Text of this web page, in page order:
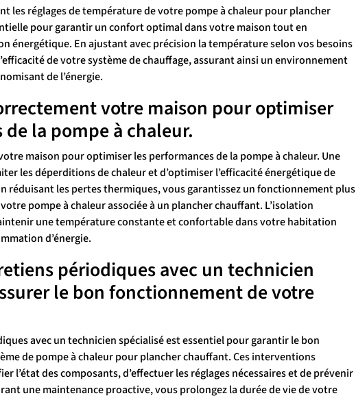
les réglages de température de votre pompe à chaleur pour plancher
pour garantir un confort optimal dans votre maison tout en
énergétique. En ajustant avec précision la température selon vos besoins
de votre système de chauffage, assurant ainsi un environnement
de l’énergie.
votre maison pour optimiser
la pompe à chaleur.
maison pour optimiser les performances de la pompe à chaleur. Une
les déperditions de chaleur et d’optimiser l’efficacité énergétique de
réduisant les pertes thermiques, vous garantissez un fonctionnement plus
pompe à chaleur associée à un plancher chauffant. L’isolation
une température constante et confortable dans votre habitation
d’énergie.
périodiques avec un technicien
le bon fonctionnement de votre
avec un technicien spécialisé est essentiel pour garantir le bon
de pompe à chaleur pour plancher chauffant. Ces interventions
l’état des composants, d’effectuer les réglages nécessaires et de prévenir
une maintenance proactive, vous prolongez la durée de vie de votre